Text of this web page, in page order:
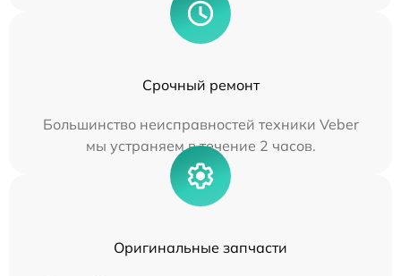
Срочный ремонт
Большинство неисправностей техники Veber
мы устраняем в течение 2 часов.
Оригинальные запчасти